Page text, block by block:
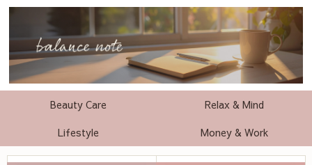
Beauty Care
Relax & Mind
Lifestyle
Money & Work